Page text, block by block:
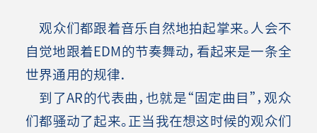
观众们都跟着音乐自然地拍起掌来。人会不
自觉地跟着EDM的节奏舞动，看起来是一条全
世界通用的规律．
到了AR的代表曲，也就是“固定曲目”，观众
们都骚动了起来。正当我在想这时候的观众们